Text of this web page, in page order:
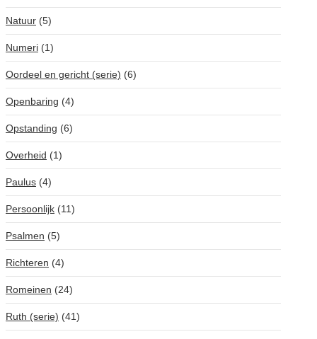
Natuur (5)
Numeri (1)
Oordeel en gericht (serie) (6)
Openbaring (4)
Opstanding (6)
Overheid (1)
Paulus (4)
Persoonlijk (11)
Psalmen (5)
Richteren (4)
Romeinen (24)
Ruth (serie) (41)